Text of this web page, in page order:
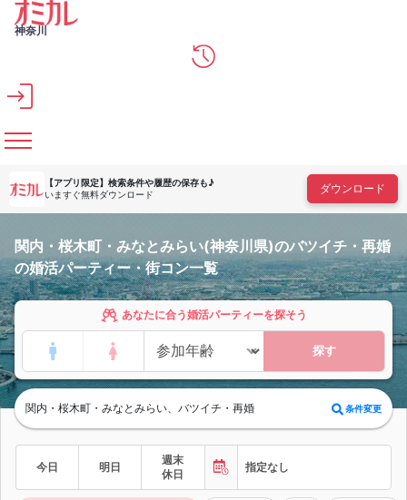
メインコンテンツへスキップ
神奈川
【アプリ限定】 検索条件や履歴の保存も♪
いますぐ無料ダウンロード
ダウンロード
関内・桜木町・みなとみらい(神奈川県)のバツイチ・再婚
の婚活パーティー・街コン一覧
あなたに合う婚活パーティーを探そう
探す
関内・桜木町・みなとみらい、バツイチ・再婚 条件変更
今日 明日
週末
休日
指定なし